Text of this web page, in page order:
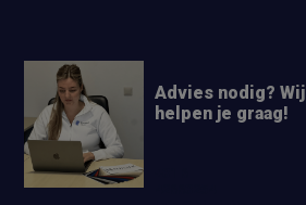
Advies nodig? Wij
helpen je graag!